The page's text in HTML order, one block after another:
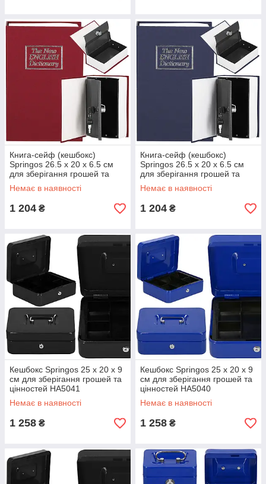
Книга-сейф (кешбокс)
Springos 26.5 x 20 x 6.5 см
для зберігання грошей та
цінностей HA5047
Немає в наявності
1 204 ₴
Книга-сейф (кешбокс)
Springos 26.5 x 20 x 6.5 см
для зберігання грошей та
цінностей HA5048
Немає в наявності
1 204 ₴
Кешбокс Springos 25 x 20 x 9
см для зберігання грошей та
цінностей HA5041
Немає в наявності
1 258 ₴
Кешбокс Springos 25 x 20 x 9
см для зберігання грошей та
цінностей HA5040
Немає в наявності
1 258 ₴